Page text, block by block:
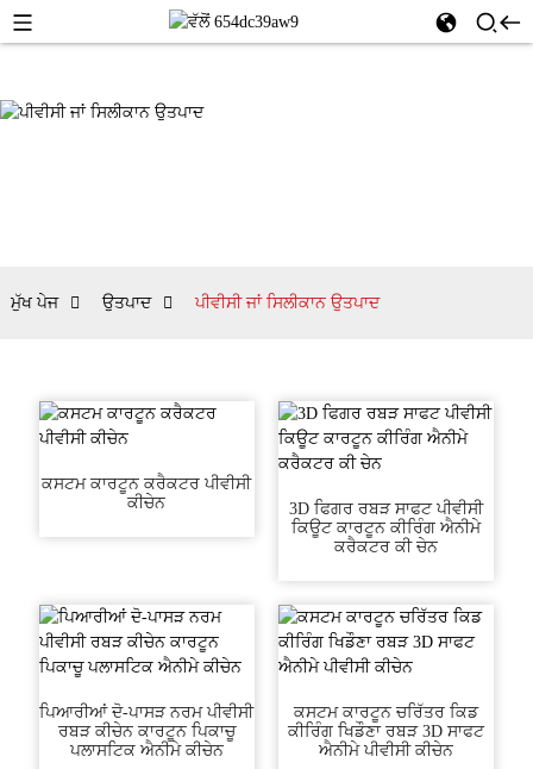
ਮੁੱਖ ਪੇਜ ਉਤਪਾਦ ਪੀਵੀਸੀ ਜਾਂ ਸਿਲੀਕਾਨ ਉਤਪਾਦ
ਕਸਟਮ ਕਾਰਟੂਨ ਕਰੈਕਟਰ ਪੀਵੀਸੀ
ਕੀਚੇਨ
3D ਫਿਗਰ ਰਬੜ ਸਾਫਟ ਪੀਵੀਸੀ
ਕਿਊਟ ਕਾਰਟੂਨ ਕੀਰਿੰਗ ਐਨੀਮੇ
ਕਰੈਕਟਰ ਕੀ ਚੇਨ
ਪਿਆਰੀਆਂ ਦੋ-ਪਾਸੜ ਨਰਮ ਪੀਵੀਸੀ
ਰਬੜ ਕੀਚੇਨ ਕਾਰਟੂਨ ਪਿਕਾਚੂ
ਪਲਾਸਟਿਕ ਐਨੀਮੇ ਕੀਚੇਨ
ਕਸਟਮ ਕਾਰਟੂਨ ਚਰਿੱਤਰ ਕਿਡ
ਕੀਰਿੰਗ ਖਿਡੌਣਾ ਰਬੜ 3D ਸਾਫਟ
ਐਨੀਮੇ ਪੀਵੀਸੀ ਕੀਚੇਨ